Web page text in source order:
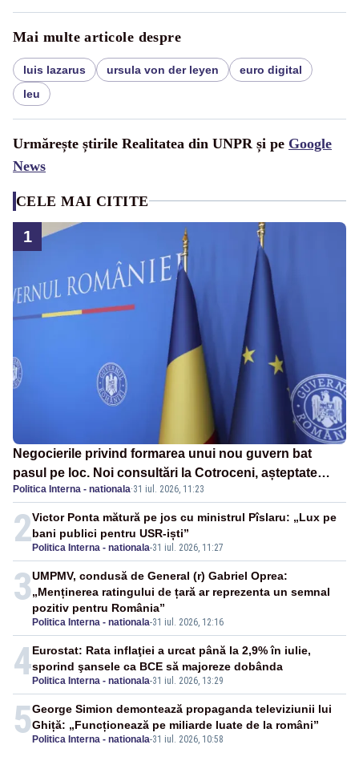
Mai multe articole despre
luis lazarus ursula von der leyen
euro digital
leu
Urmărește știrile Realitatea din UNPR și pe Google
News
CELE MAI CITITE
1
Negocierile privind formarea unui nou guvern bat
pasul pe loc. Noi consultări la Cotroceni, așteptate
după mijlocul lunii august -SURSE
Politica Interna - nationala·31 iul. 2026, 11:23
2 Politica Interna - nationala-31 iul. 2026, 11:27
Victor Ponta mătură pe jos cu ministrul Pîslaru: „Lux pe
bani publici pentru USR-iști”
3
Politica Interna - nationala-31 iul. 2026, 12:16
UMPMV, condusă de General (r) Gabriel Oprea:
„Menținerea ratingului de țară ar reprezenta un semnal
pozitiv pentru România”
4 Politica Interna - nationala-31 iul. 2026, 13:29
Eurostat: Rata inflaţiei a urcat până la 2,9% în iulie,
sporind şansele ca BCE să majoreze dobânda
5 Politica Interna - nationala-31 iul. 2026, 10:58
George Simion demontează propaganda televiziunii lui
Ghiță: „Funcționează pe miliarde luate de la români”